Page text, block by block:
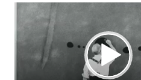
Reproductor
de
vídeo
Play